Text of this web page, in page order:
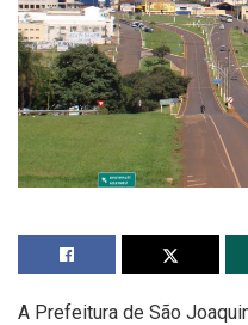
A Prefeitura de São